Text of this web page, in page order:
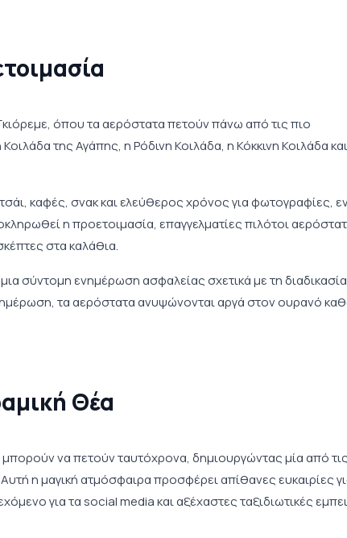
όπου τα αερόστατα πετούν πάνω από τις πιο
της Αγάπης, η Ρόδινη Κοιλάδα, η Κόκκινη Κοιλάδα
καφές, σνακ και ελεύθερος χρόνος για φωτογραφίες,
η προετοιμασία, επαγγελματίες πιλότοι
στα καλάθια.
σύντομη ενημέρωση ασφαλείας σχετικά με τη διαδικασία
τα αερόστατα ανυψώνονται αργά στον ουρανό
Θέα
να πετούν ταυτόχρονα, δημιουργώντας μία από
η μαγική ατμόσφαιρα προσφέρει απίθανες ευκαιρίες
για τα social media και αξέχαστες ταξιδιωτικές